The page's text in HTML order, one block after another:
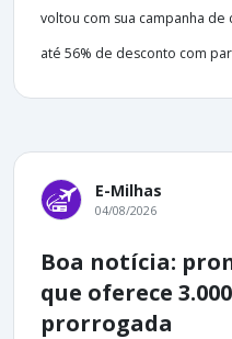
voltou com sua campanha
até 56% de desconto com
E-Milhas
04/08/2026
Boa notícia:
que oferece
prorrogada